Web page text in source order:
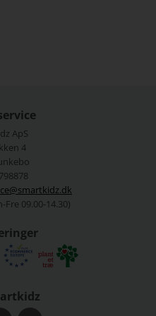
ApS
4
Fre 09.00-14.30)